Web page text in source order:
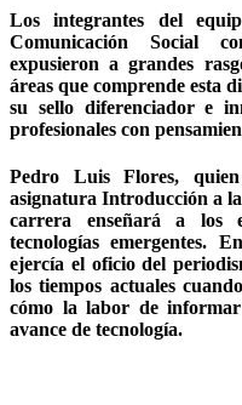
Los integrantes del
Comunicación Social
expusieron a grandes
áreas que comprende esta
su sello diferenciador e
profesionales con
Pedro Luis Flores,
asignatura Introducción a
carrera enseñará a los
tecnologías emergentes.
ejercía el oficio del
los tiempos actuales
cómo la labor de
avance de tecnología.